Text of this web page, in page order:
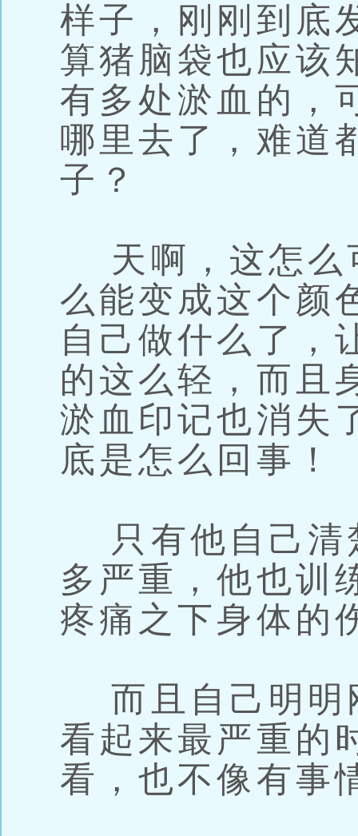
样子，刚刚到底
算猪脑袋也应该
有多处淤血的，
哪里去了，难道
子？
天啊，这怎么
么能变成这个颜
自己做什么了，
的这么轻，而且
淤血印记也消失
底是怎么回事！
只有他自己清
多严重，他也训
疼痛之下身体的
而且自己明明
看起来最严重的
看，也不像有事